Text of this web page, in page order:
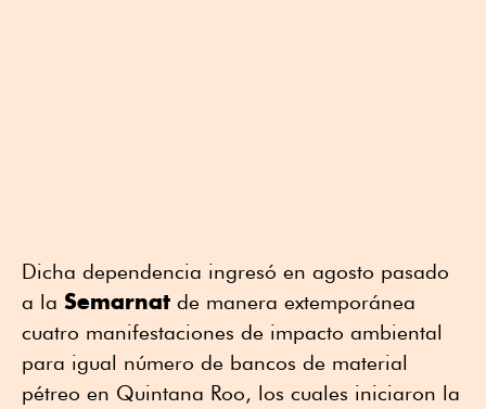
Dicha dependencia ingresó en agosto pasado
a la Semarnat de manera extemporánea
cuatro manifestaciones de impacto ambiental
para igual número de bancos de material
pétreo en Quintana Roo, los cuales iniciaron la